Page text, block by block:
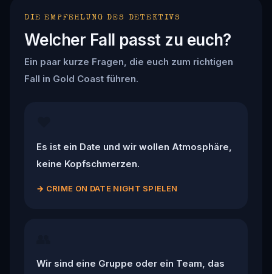
DIE EMPFEHLUNG DES DETEKTIVS
Welcher Fall passt zu euch?
Ein paar kurze Fragen, die euch zum richtigen
Fall in Gold Coast führen.
Es ist ein Date und wir wollen Atmosphäre,
keine Kopfschmerzen.
→ CRIME ON DATE NIGHT SPIELEN
Wir sind eine Gruppe oder ein Team, das